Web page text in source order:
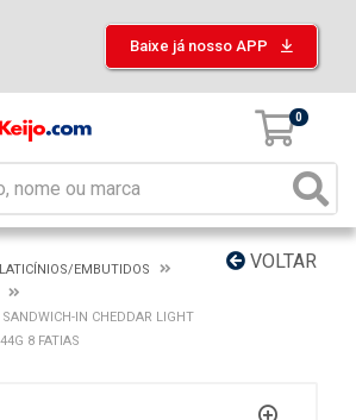
Baixe já nosso APP
0
VOLTAR
EMBUTIDOS
IN CHEDDAR LIGHT
8 FATIAS